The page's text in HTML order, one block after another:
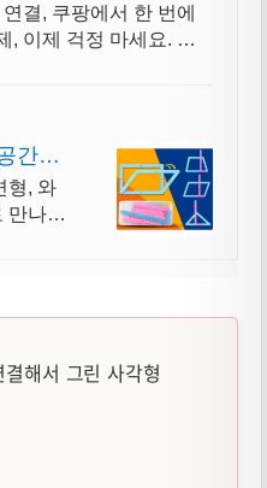
결, 쿠팡에서 한 번에
, 이제 걱정 마세요. 와
간도
형, 와
만나보
해서 그린 사각형